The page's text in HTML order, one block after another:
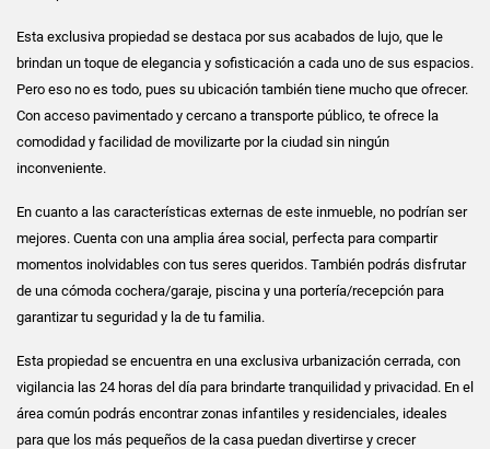
Esta exclusiva propiedad se destaca por sus acabados de lujo, que le
brindan un toque de elegancia y sofisticación a cada uno de sus espacios.
Pero eso no es todo, pues su ubicación también tiene mucho que ofrecer.
Con acceso pavimentado y cercano a transporte público, te ofrece la
comodidad y facilidad de movilizarte por la ciudad sin ningún
inconveniente.
En cuanto a las características externas de este inmueble, no podrían ser
mejores. Cuenta con una amplia área social, perfecta para compartir
momentos inolvidables con tus seres queridos. También podrás disfrutar
de una cómoda cochera/garaje, piscina y una portería/recepción para
garantizar tu seguridad y la de tu familia.
Esta propiedad se encuentra en una exclusiva urbanización cerrada, con
vigilancia las 24 horas del día para brindarte tranquilidad y privacidad. En el
área común podrás encontrar zonas infantiles y residenciales, ideales
para que los más pequeños de la casa puedan divertirse y crecer